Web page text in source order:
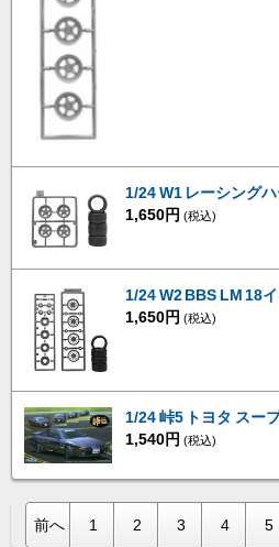
1/24 W1 レーシング
1,650円 (税込)
1/24 W2 BBS LM 18
1,650円 (税込)
1/24 峠5 トヨタ スー
1,540円 (税込)
前へ 1 2 3 4 5